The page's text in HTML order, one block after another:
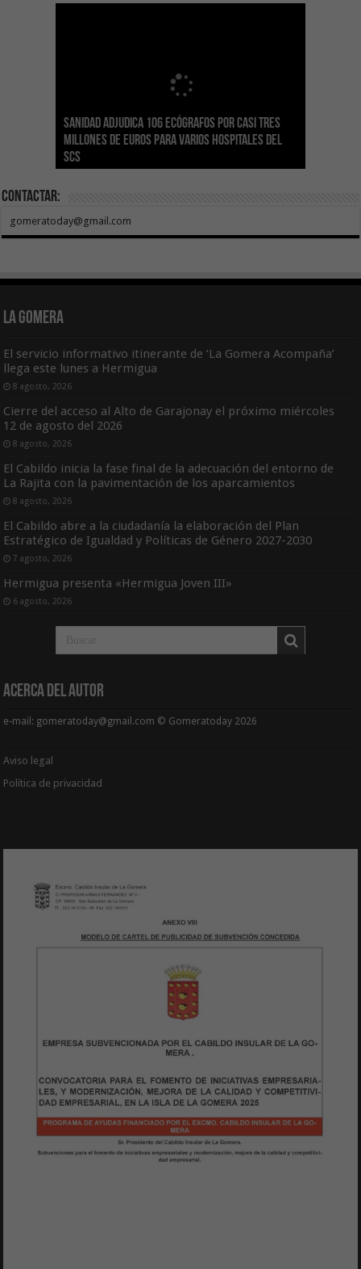
Sanidad adjudica 106 ecógrafos por casi tres
millones de euros para varios hospitales del
SCS
Gesplan logra la máxima puntuación en el
Índice de Transparencia de Canarias por cuarto
año consecutivo
El Gobierno canario concede ayudas del
POSEICAN-Pesca al sector por valor de 7,09 M€
tras aumentar las cuantías
Transición Ecológica coordina con Ashotel su
adhesión a la Red de Refugios Climáticos de
Canarias
Visocan incorpora 170 pisos a su parque de
vivienda protegida en régimen de alquiler
asequible de Tenerife
Sanidad refuerza la capacidad diagnóstica de
los centros de salud con el impulso de la
ecografía clínica
Contactar:
gomeratoday@gmail.com
La Gomera
El servicio informativo itinerante de ‘La Gomera Acompaña’
llega este lunes a Hermigua
8 agosto, 2026
Cierre del acceso al Alto de Garajonay el próximo miércoles
12 de agosto del 2026
8 agosto, 2026
El Cabildo inicia la fase final de la adecuación del entorno de
La Rajita con la pavimentación de los aparcamientos
8 agosto, 2026
El Cabildo abre a la ciudadanía la elaboración del Plan
Estratégico de Igualdad y Políticas de Género 2027-2030
7 agosto, 2026
Hermigua presenta «Hermigua Joven III»
6 agosto, 2026
Acerca del Autor
e-mail: gomeratoday@gmail.com © Gomeratoday 2026
Aviso legal
Política de privacidad